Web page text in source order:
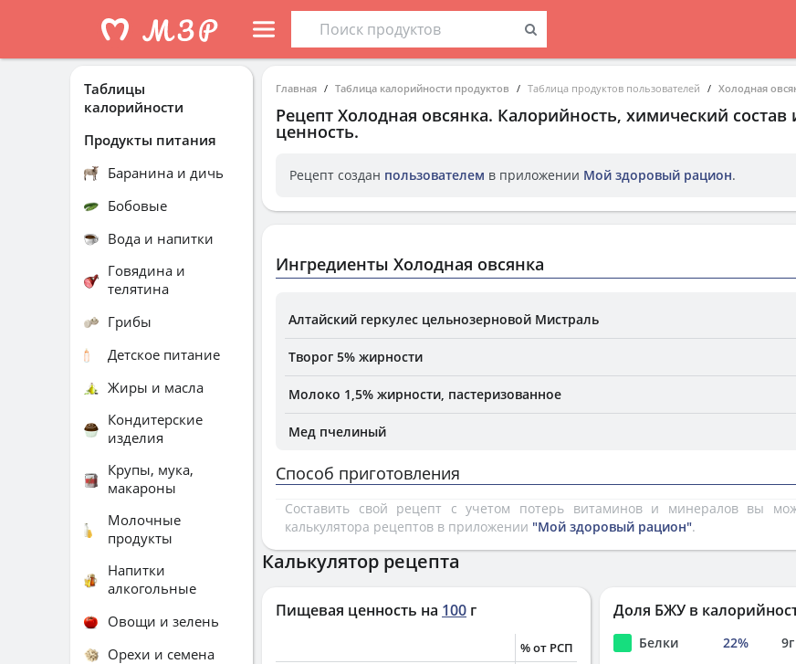
Главная Таблица калорийности продуктов Таблица продуктов пользователей Холодная
Рецепт Холодная овсянка. Калорийность, химический
ценность.
Рецепт создан пользователем в приложении Мой здоровый рацион.
Ингредиенты Холодная овсянка
Алтайский геркулес цельнозерновой Мистраль
Творог 5% жирности
Молоко 1,5% жирности, пастеризованное
Мед пчелиный
Способ приготовления
Составить свой рецепт с учетом потерь витаминов и минералов вы
калькулятора рецептов в приложении "Мой здоровый рацион".
Калькулятор рецепта
Пищевая ценность на 100 г
% от РСП
Доля БЖУ в
Белки 22% 9г
Таблицы
калорийности
Продукты питания
Баранина и дичь
Бобовые
Вода и напитки
Говядина и
телятина
Грибы
Детское питание
Жиры и масла
Кондитерские
изделия
Крупы, мука,
макароны
Молочные
продукты
Напитки
алкогольные
Овощи и зелень
Орехи и семена